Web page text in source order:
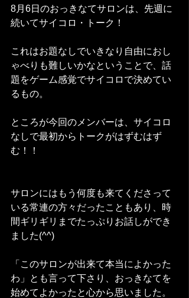
8月6日のおっきなてサロンは、先週に
続いてサイコロ・トーク！
これはお題なしでいきなり自由におし
ゃべりも難しいかなということで、話
題をゲーム感覚でサイコロで決めてい
るもの。
ところが今回のメンバーは、サイコロ
なしで最初からトークがはずむはず
む！！
サロンにはもう何度も来てくださって
いる常連の方々だったこともあり、時
間ギリギリまでたっぷりお話しができ
ました(^^)
「このサロンが出来て本当によかった
わ」とも言って下さり、おっきなてを
始めてよかったと心から思いました。